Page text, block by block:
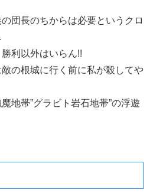
団長のちからは必要というクロ
利以外はいらん!!
の根城に行く前に私が殺してや
地帯”グラビト岩石地帯”の浮遊